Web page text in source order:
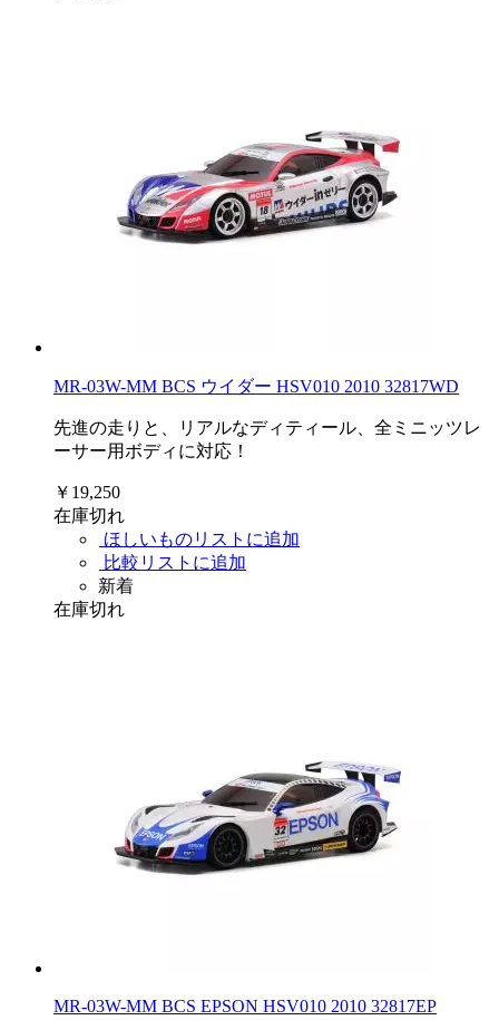
MR-03W-MM BCS ウイダー HSV010 2010 32817WD
先進の走りと、リアルなディティール、全ミニッツレ
ーサー用ボディに対応！
￥19,250
在庫切れ
ほしいものリストに追加
比較リストに追加
新着
在庫切れ
MR-03W-MM BCS EPSON HSV010 2010 32817EP